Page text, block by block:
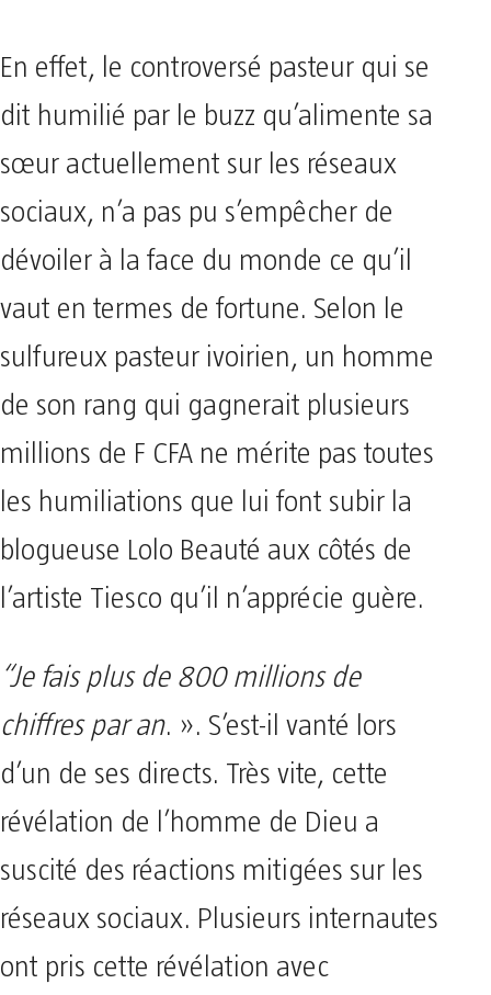
En effet, le controversé pasteur qui se
dit humilié par le buzz qu’alimente sa
sœur actuellement sur les réseaux
sociaux, n’a pas pu s’empêcher de
dévoiler à la face du monde ce qu’il
vaut en termes de fortune. Selon le
sulfureux pasteur ivoirien, un homme
de son rang qui gagnerait plusieurs
millions de F CFA ne mérite pas toutes
les humiliations que lui font subir la
blogueuse Lolo Beauté aux côtés de
l’artiste Tiesco qu’il n’apprécie guère.
“Je fais plus de 800 millions de
chiffres par an. ». S’est-il vanté lors
d’un de ses directs. Très vite, cette
révélation de l’homme de Dieu a
suscité des réactions mitigées sur les
réseaux sociaux. Plusieurs internautes
ont pris cette révélation avec